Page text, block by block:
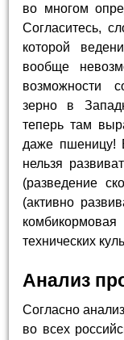
во многом
Согласитесь,
которой
вообще
возможности
зерно в
теперь там
даже пшеницу!
нельзя
(разведение
(активно
технических
Анализ
Согласно
во всех